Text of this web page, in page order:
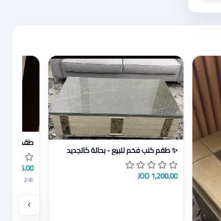
عرض تفاصيل ✨ طقم كنب فخم للبيع - بحالة كالجديد
✨ طقم كنب فخم للبيع - بحالة كالجديد
1,200.00 JOD
عرض
طقم كنب
425.00 JOD
2